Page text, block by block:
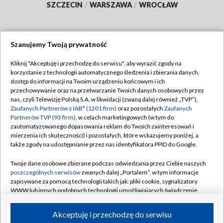
SZCZECIN / WARSZAWA / WROCŁAW
TVP
Abonament TVP
Emisja w TVP
Centrum informacji TVP
Naziemna Telewizja Cyfrowa
Rada Programowa
System NOS
Informacje o nadawcy
Program dla prasy
Regulamin TVP
Polityka prywatności
Moje zgody
Pomoc
Kontakt
Kanały
Szanujemy Twoją prywatność
Kliknij "Akceptuję i przechodzę do serwisu", aby wyrazić zgody na
korzystanie z technologii automatycznego śledzenia i zbierania danych,
dostęp do informacji na Twoim urządzeniu końcowym i ich
przechowywanie oraz na przetwarzanie Twoich danych osobowych przez
nas, czyli Telewizję Polską S.A. w likwidacji (zwaną dalej również „TVP”),
Zaufanych Partnerów z IAB* (1201 firm) oraz pozostałych Zaufanych
Partnerów TVP (93 firm), w celach marketingowych (w tym do
zautomatyzowanego dopasowania reklam do Twoich zainteresowań i
mierzenia ich skuteczności) i pozostałych, które wskazujemy poniżej, a
także zgody na udostępnianie przez nas identyfikatora PPID do Google.
Twoje dane osobowe zbierane podczas odwiedzania przez Ciebie naszych
poszczególnych serwisówzwanych dalej „Portalem”, w tym informacje
zapisywane za pomocą technologii takich jak: pliki cookie, sygnalizatory
WWW lub innych podobnych technologii umożliwiających świadczenie
ruchu w Internecie.Akceptuję i przechodzę do serwisu